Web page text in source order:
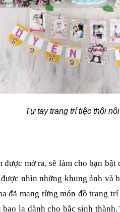
Tự tay trang trí tiệc thôi
mở ra, sẽ làm cho bạn
nhìn những khung ảnh và
đã mang từng món đồ trang
la dành cho bậc sinh